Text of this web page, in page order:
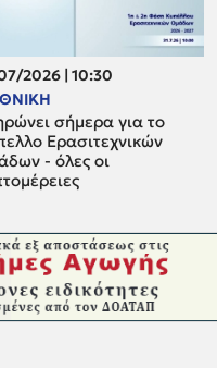
2026 | 10:30
σήμερα για το
Ερασιτεχνικών
- όλες οι